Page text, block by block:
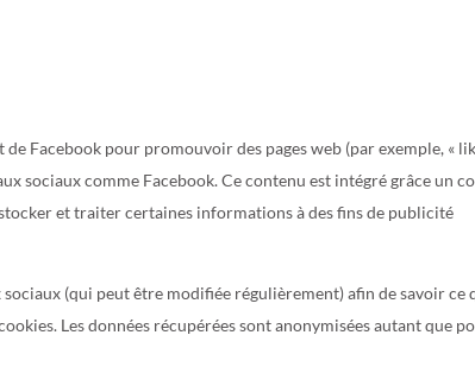
Facebook pour promouvoir des pages web (par exemple, «
sociaux comme Facebook. Ce contenu est intégré grâce un
et traiter certaines informations à des fins de publicité
(qui peut être modifiée régulièrement) afin de savoir ce
Les données récupérées sont anonymisées autant que